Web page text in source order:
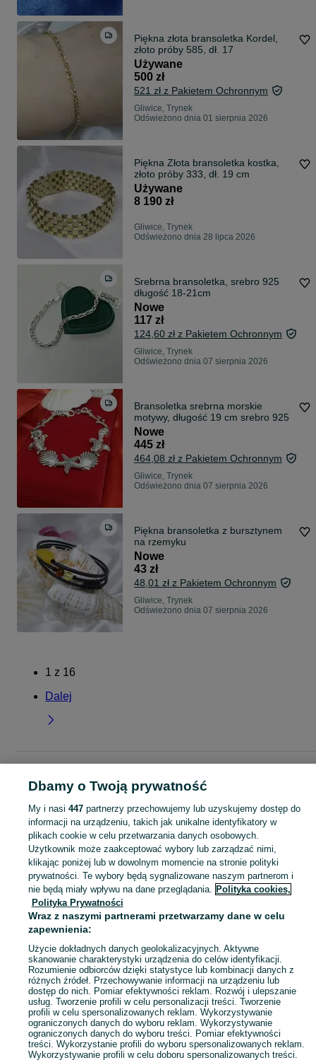
Piękna złota bransoletka Kordel,
złoto próby 585, dł. 17
Używane
500 zł
521 zł z Pakietem Ochronnym
Gliwice, Trynek
Odświeżono dnia 01 sierpnia 2026
Piękna Złota bransoletka kostka,
złoto próby 333, dł. 19 cm
Używane
8 190 zł
Gliwice, Trynek
Odświeżono dnia 28 lipca 2026
Srebrna bransoletka, srebro 925
długość 18-21cm
Nowe
117 zł
124,60 zł z Pakietem Ochronnym
Gliwice, Trynek
Odświeżono dnia 07 sierpnia 2026
Bransoletka srebrna morskie
motywy, długość 19 cm srebro 925
Nowe
445 zł
464,08 zł z Pakietem Ochronnym
Gliwice, Trynek
Odświeżono dnia 07 sierpnia 2026
Piękna bransoletka z bursztynem
na rzemyku
Nowe
43 zł
48,01 zł z Pakietem Ochronnym
Gliwice, Trynek
Odświeżono dnia 07 sierpnia 2026
1 z 16
Dalej
Bransoletki - Gliwice
Bransoletki - Trynek
KATEGORIA
Zobacz
Mapa kategorii
Mapa miejscowości
Mapa ministron
Popularne wyszukiwania
Dbamy o Twoją prywatność
My i nasi 447partnerzy przechowujemy lub uzyskujemy dostęp do
informacji na urządzeniu, takich jak unikalne identyfikatory w
plikach cookie w celu przetwarzania danych osobowych.
Użytkownik może zaakceptować wybory lub zarządzać nimi,
klikając poniżej lub w dowolnym momencie na stronie polityki
prywatności. Te wybory będą sygnalizowane naszym partnerom i
nie będą miały wpływu na dane przeglądania. Polityka cookies,
Polityka Prywatności
Wraz z naszymi partnerami przetwarzamy dane w celu
zapewnienia:
Użycie dokładnych danych geolokalizacyjnych. Aktywne
skanowanie charakterystyki urządzenia do celów identyfikacji.
Rozumienie odbiorców dzięki statystyce lub kombinacji danych z
różnych źródeł. Przechowywanie informacji na urządzeniu lub
dostęp do nich. Pomiar efektywności reklam. Rozwój i ulepszanie
usług. Tworzenie profili w celu personalizacji treści. Tworzenie
profili w celu spersonalizowanych reklam. Wykorzystywanie
ograniczonych danych do wyboru reklam. Wykorzystywanie
ograniczonych danych do wyboru treści. Pomiar efektywności
treści. Wykorzystanie profili do wyboru spersonalizowanych reklam.
Wykorzystywanie profili w celu doboru spersonalizowanych treści.